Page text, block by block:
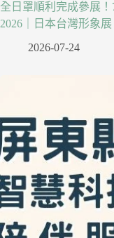
全日罩順利完成參展！
2026｜日本台灣形象展
2026-07-24